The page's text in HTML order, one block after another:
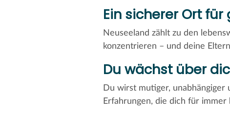
Ein sicherer Ort
Neuseeland zählt zu den
konzentrieren – und deine
Du wächst über
Du wirst mutiger, unabhängiger
Erfahrungen, die dich für